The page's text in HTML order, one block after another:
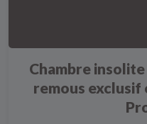
Chambre insolite
remous exclusif